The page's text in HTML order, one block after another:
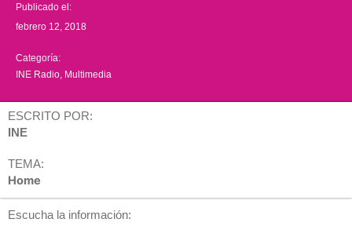
Publicado el:
febrero 12, 2018
Categoría:
INE Radio Multimedia
ESCRITO POR:
INE
TEMA:
Home
Escucha la información: